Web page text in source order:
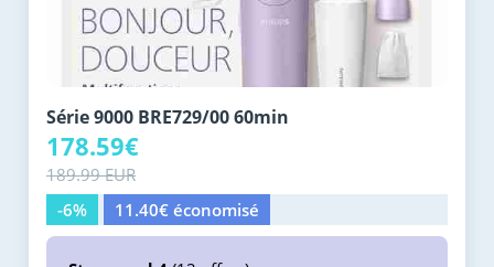
Série 9000 BRE729/00 60min
178.59€
189.99 EUR
-6%
11.40€ économisé